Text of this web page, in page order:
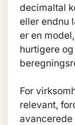
decimaltal
eller endnu
er en
hurtigere
For
relevant,